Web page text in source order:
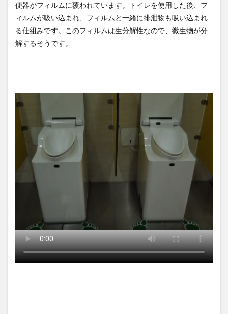
グ、完成度が高いと話題にｗ
(5/20)
金正恩「経済制裁、正直キツ
いです・・・本当は核を使う
つもりな... (5/20)
いた女子学生が男子学生らの
【中国】パトカーの前で好演
技www当たり屋やお煽り運転
など盛...
Powered by livedoor 相互RSS
見する現場猫案件 ほか
ハードオフに売っていた4万
4000円のフィギュアがヤバす
韓国人「野球の天才大谷翔平
がML2度目のサヨナラ爆発！4
打数... (5/20)
【GIF】JSのカンチョーワロタ
【愕然】白のクラウン俺氏、
高速道路左車線を制限速度で
【中国】パトカーの前で好演
技www当たり屋やお煽り運転
など盛... (3/1)
【あるある？】うわっ・・・
男性が一瞬で冷める女性の行
動6選 (3/1)
【怒報】撮影車を叩く当て逃
便器がフィルムに覆われています。トイレを使用した後、フ
ィルムが吸い込まれ、フィルムと一緒に排泄物も吸い込まれ
る仕組みです。このフィルムは生分解性なので、微生物が分
解するそうです。